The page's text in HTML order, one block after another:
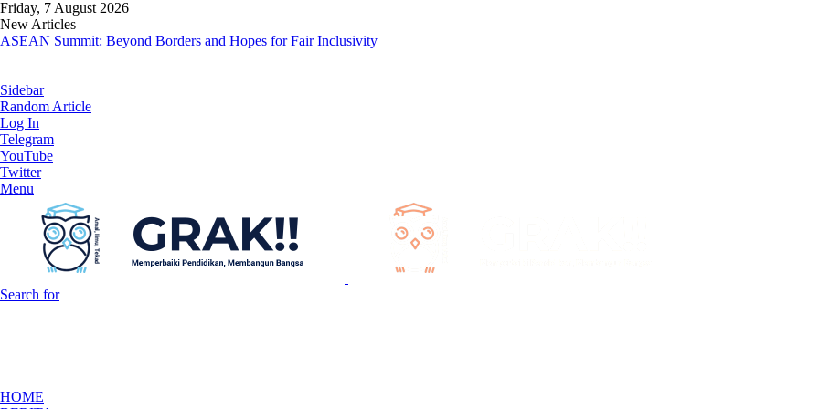
Friday, 7 August 2026
New Articles
ASEAN Summit: Beyond Borders and Hopes for Fair Inclusivity
Sidebar
Random Article
Log In
Telegram
YouTube
Twitter
Menu
Search for
HOME